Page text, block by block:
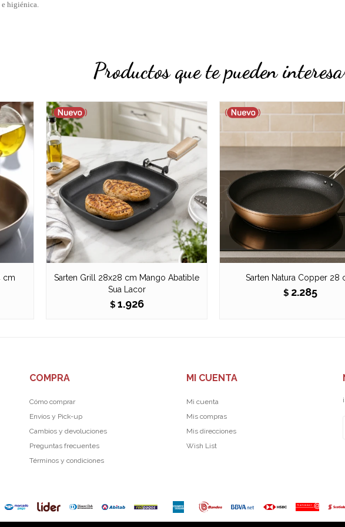
e higiénica.
Productos que te pueden
cm
Sarten Grill 28x28 cm Mango Abatible
Sua Lacor
$ 1.926
Sarten Natura Copper 28
$ 2.285
COMPRA
Cómo comprar
Envíos y Pick-up
Cambios y devoluciones
Preguntas frecuentes
Términos y condiciones
MI CUENTA
Mi cuenta
Mis compras
Mis direcciones
Wish List